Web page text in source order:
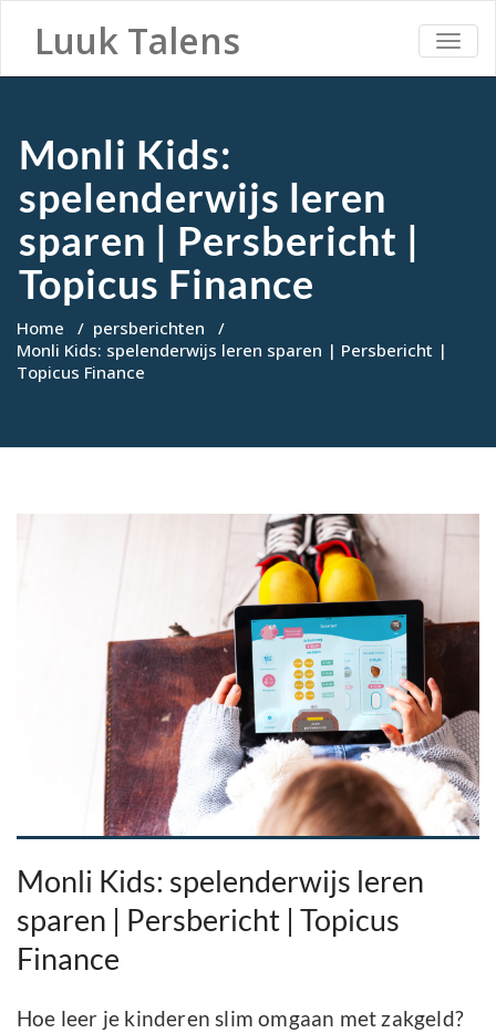
Luuk Talens
Monli Kids:
spelenderwijs leren
sparen | Persbericht |
Topicus Finance
Home / persberichten /
Monli Kids: spelenderwijs leren sparen | Persbericht |
Topicus Finance
Monli Kids: spelenderwijs leren
sparen | Persbericht | Topicus
Finance
Hoe leer je kinderen slim omgaan met zakgeld?